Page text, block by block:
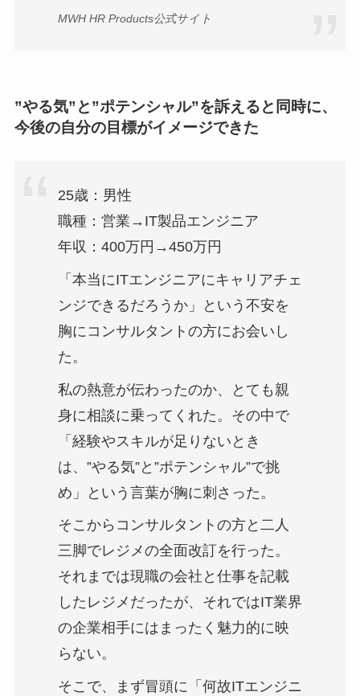
MWH HR Products公式サイト
”やる気”と”ポテンシャル”を訴えると同時に、
今後の自分の目標がイメージできた
25歳：男性
職種：営業→IT製品エンジニア
年収：400万円→450万円
「本当にITエンジニアにキャリアチェ
ンジできるだろうか」という不安を
胸にコンサルタントの方にお会いし
た。
私の熱意が伝わったのか、とても親
身に相談に乗ってくれた。その中で
「経験やスキルが足りないとき
は、”やる気”と”ポテンシャル”で挑
め」という言葉が胸に刺さった。
そこからコンサルタントの方と二人
三脚でレジメの全面改訂を行った。
それまでは現職の会社と仕事を記載
したレジメだったが、それではIT業界
の企業相手にはまったく魅力的に映
らない。
そこで、まず冒頭に「何故ITエンジニ